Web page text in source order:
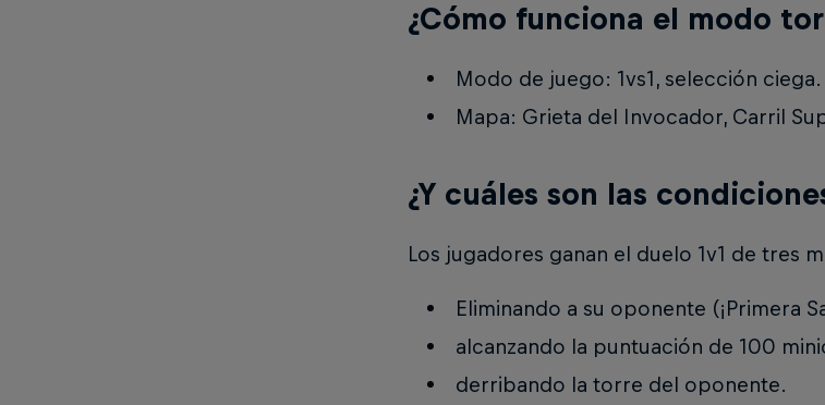
¿Cómo funciona el modo
Modo de juego: 1vs1, selección ciega.
Mapa: Grieta del Invocador, Carril
¿Y cuáles son las
Los jugadores ganan el duelo 1v1 de tres
Eliminando a su oponente (¡Primera
alcanzando la puntuación de 100
derribando la torre del oponente.